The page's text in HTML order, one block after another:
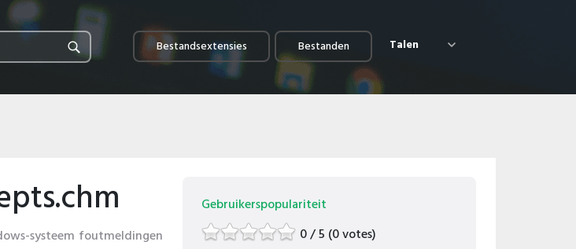
Bestandsextensies Bestanden Talen
systeem foutmeldingen
Gebruikerspopulariteit
0 / 5 (0 votes)